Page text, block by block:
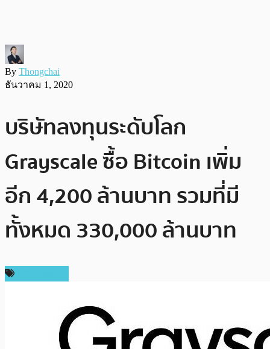
By Thongchai
ธันวาคม 1, 2020
บริษัทลงทุนระดับโลก
Grayscale ซื้อ Bitcoin เพิ่ม
อีก 4,200 ล้านบาท รวมที่มี
ทั้งหมด 330,000 ล้านบาท